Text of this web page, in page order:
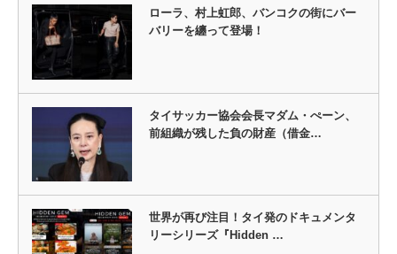
ローラ、村上虹郎、バンコクの街にバー
バリーを纏って登場！
タイサッカー協会会長マダム・ぺーン、
前組織が残した負の財産（借金…
世界が再び注目！タイ発のドキュメンタ
リーシリーズ『Hidden …